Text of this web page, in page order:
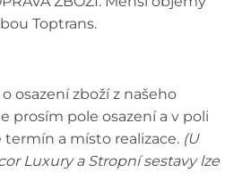
Toptrans.
osazení zboží z našeho
prosím pole osazení a v poli
termín a místo realizace. (U
Luxury a Stropní sestavy lze